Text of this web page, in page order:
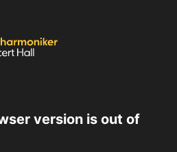
version is out of